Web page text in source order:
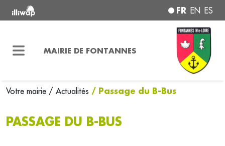
FR EN ES
MAIRIE DE FONTANNES
Votre mairie / Actualités / Passage du B-Bus
PASSAGE DU B-BUS